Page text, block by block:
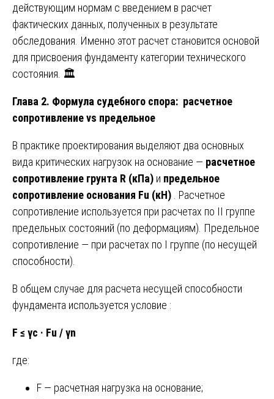
действующим нормам с введением в расчет
фактических данных, полученных в результате
обследования. Именно этот расчет становится основой
для присвоения фундаменту категории технического
состояния. 🏛️
Глава 2. Формула судебного спора: расчетное
сопротивление vs предельное
В практике проектирования выделяют два основных
вида критических нагрузок на основание — расчетное
сопротивление грунта R (кПа) и предельное
сопротивление основания Fu (кН) . Расчетное
сопротивление используется при расчетах по II группе
предельных состояний (по деформациям). Предельное
сопротивление — при расчетах по I группе (по несущей
способности).
В общем случае для расчета несущей способности
фундамента используется условие :
F ≤ γc · Fu / γn
где:
F — расчетная нагрузка на основание;